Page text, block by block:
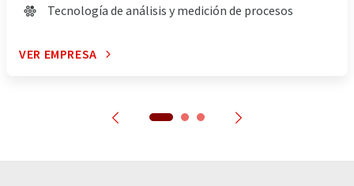
Tecnología de análisis y medición de procesos
VER EMPRESA